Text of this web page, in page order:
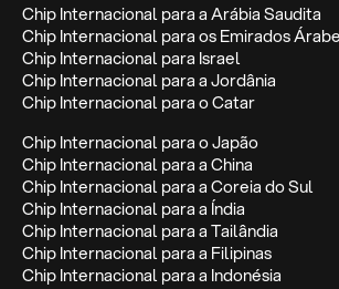
Chip Internacional para a Arábia Saudita
Chip Internacional para os Emirados
Chip Internacional para Israel
Chip Internacional para a Jordânia
Chip Internacional para o Catar
Chip Internacional para o Japão
Chip Internacional para a China
Chip Internacional para a Coreia do Sul
Chip Internacional para a Índia
Chip Internacional para a Tailândia
Chip Internacional para a Filipinas
Chip Internacional para a Indonésia